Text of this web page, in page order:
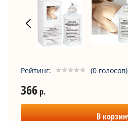
Рейтинг: (0 голосов)
366р.
В